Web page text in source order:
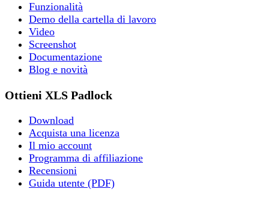
Funzionalità
Demo della cartella di lavoro
Video
Screenshot
Documentazione
Blog e novità
Ottieni XLS Padlock
Download
Acquista una licenza
Il mio account
Programma di affiliazione
Recensioni
Guida utente (PDF)